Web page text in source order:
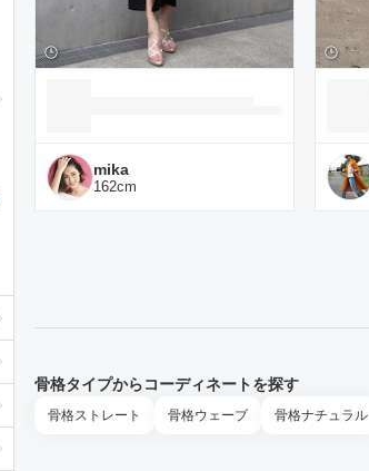
mika
162cm
骨格タイプからコーディネートを探す
骨格ストレート 骨格ウェーブ 骨格ナチュラル